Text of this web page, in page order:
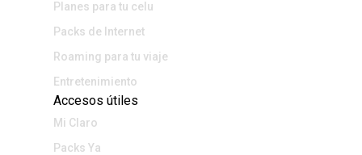
Planes para tu celu
Packs de Internet
Roaming para tu viaje
Entretenimiento
Accesos útiles
Mi Claro
Packs Ya